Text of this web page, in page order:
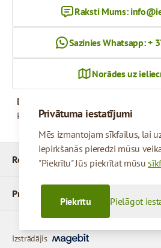
Privātuma iestatījumi
Mēs izmantojam sīkfailus, lai
iepirkšanās pieredzi mūsu
"Piekrītu" Jūs piekrītat mūsu
Pielāgot
Piekrītu
Rekvizīti
Produkti
Raksti Mums:
Sazinies Whatsapp: +
Norādes uz
Darba Laiks
Pirmdiena - Piektdiena
Izstrādājis